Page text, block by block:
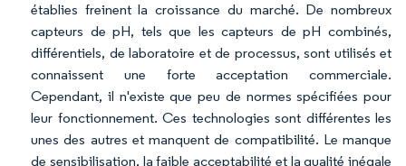
établies freinent la croissance du marché. De nombreux
capteurs de pH, tels que les capteurs de pH combinés,
différentiels, de laboratoire et de processus, sont utilisés et
connaissent une forte acceptation commerciale.
Cependant, il n'existe que peu de normes spécifiées pour
leur fonctionnement. Ces technologies sont différentes les
unes des autres et manquent de compatibilité. Le manque
de sensibilisation, la faible acceptabilité et la qualité inégale